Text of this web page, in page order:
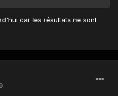
car les résultats ne sont